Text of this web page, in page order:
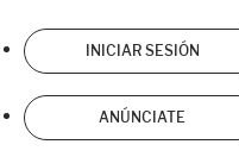
INICIAR SESIÓN
ANÚNCIATE